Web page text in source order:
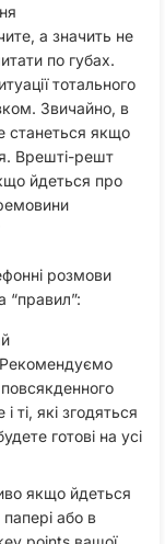
а значить не
по губах.
тотального
Звичайно, в
станеться якщо
Врешті-решт
йдеться про
розмови
“правил”:
Рекомендуємо
ті, які згодяться
готові на усі
якщо йдеться
або в